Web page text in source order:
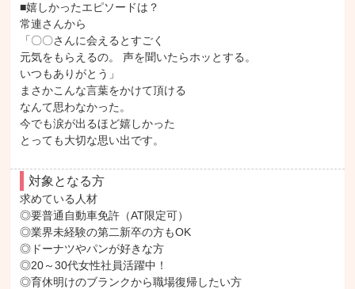
■嬉しかったエピソードは？
常連さんから
「〇〇さんに会えるとすごく
元気をもらえるの。 声を聞いたらホッとする。
いつもありがとう」
まさかこんな言葉をかけて頂ける
なんて思わなかった。
今でも涙が出るほど嬉しかった
とっても大切な思い出です。
対象となる方
求めている人材
◎要普通自動車免許（AT限定可）
◎業界未経験の第二新卒の方もOK
◎ドーナツやパンが好きな方
◎20～30代女性社員活躍中！
◎育休明けのブランクから職場復帰したい方